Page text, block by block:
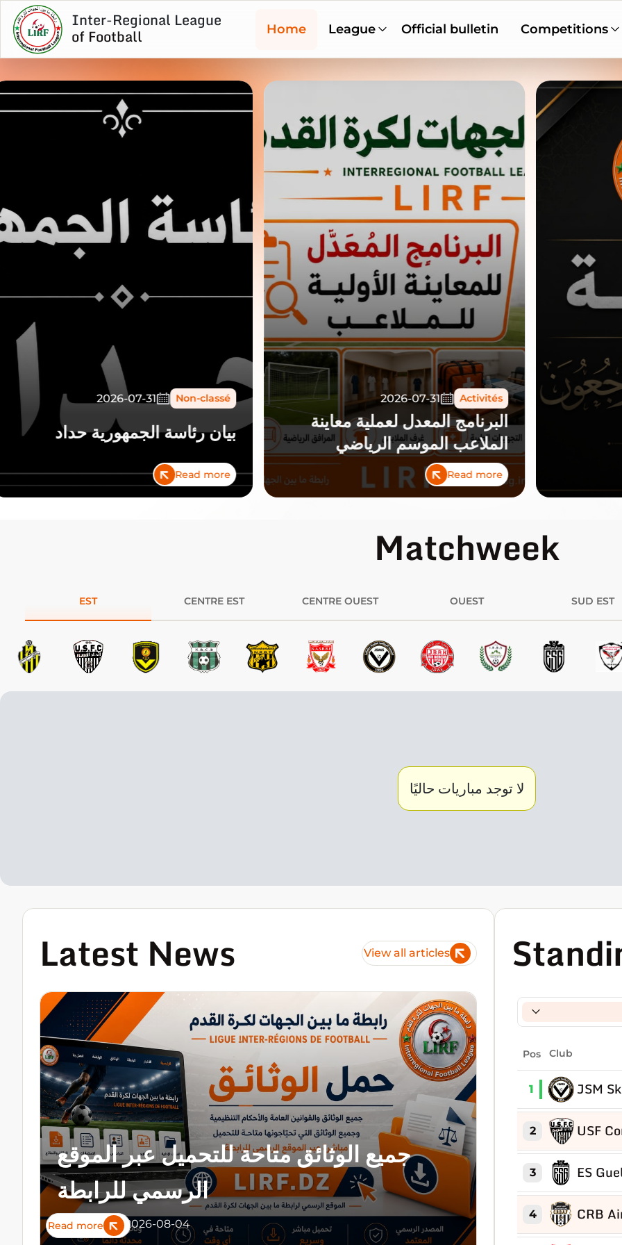
Inter-Regional League
of Football Home League Official bulletin Competitions
Activités
2026-07-31
البرنامج المعدل لعملية معاينة
الملاعب الموسم الرياضي
2026-2027
Read more
Non-classé
2026-07-31
بيان رئاسة الجمهورية حداد
Read more
Matchweek
EST CENTRE EST CENTRE OUEST OUEST SUD EST
Latest News View all articles
جميع الوثائق متاحة للتحميل عبر الموقع
الرسمي للرابطة
2026-08-04
Activités
Read more
Pos Club
1 JSM
2 USF
3 ES
4 CRB